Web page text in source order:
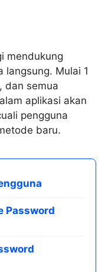
mendukung
langsung. Mulai 1
dan semua
aplikasi akan
pengguna
baru.
Password